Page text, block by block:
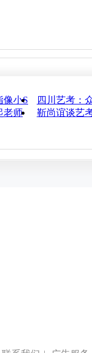
像小S
四川艺考：
老师
靳尚谊谈艺